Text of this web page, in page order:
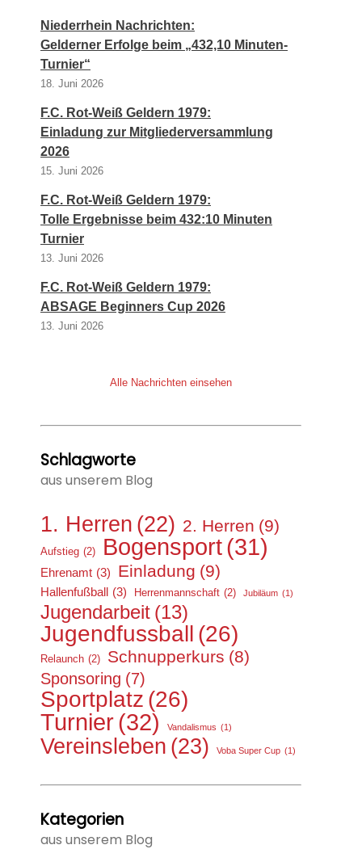
Niederrhein Nachrichten:
Gelderner Erfolge beim „432,10 Minuten-
Turnier“
18. Juni 2026
F.C. Rot-Weiß Geldern 1979:
Einladung zur Mitgliederversammlung
2026
15. Juni 2026
F.C. Rot-Weiß Geldern 1979:
Tolle Ergebnisse beim 432:10 Minuten
Turnier
13. Juni 2026
F.C. Rot-Weiß Geldern 1979:
ABSAGE Beginners Cup 2026
13. Juni 2026
Alle Nachrichten einsehen
Schlagworte
aus unserem Blog
1. Herren (22) 2. Herren (9)
Aufstieg (2) Bogensport(31)
Ehrenamt (3) Einladung (9)
Hallenfußball (3) Herrenmannschaft (2) Jubiläum (1)
Jugendarbeit (13)
Jugendfussball (26)
Relaunch (2) Schnupperkurs (8)
Sponsoring (7)
Sportplatz (26)
Turnier(32) Vandalismus (1)
Vereinsleben (23) Voba Super Cup (1)
Kategorien
aus unserem Blog